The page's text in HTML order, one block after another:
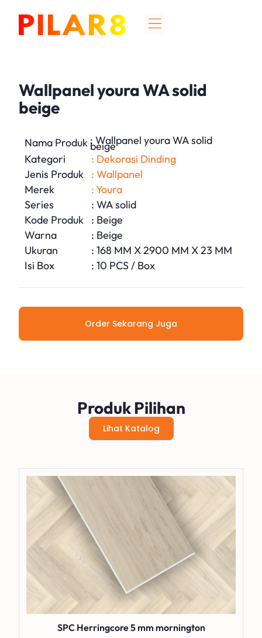
Wallpanel youra WA solid
beige
Nama Produk : Wallpanel youra WA solid
beige
Kategori
: Dekorasi Dinding
Jenis Produk
: Wallpanel
Merek
: Youra
Series
: WA solid
Kode Produk
: Beige
Warna
: Beige
Ukuran
: 168 MM X 2900 MM X 23 MM
Isi Box
: 10 PCS / Box
Order Sekarang Juga
Produk Pilihan
Lihat Katalog
SPC Herringcore 5 mm mornington